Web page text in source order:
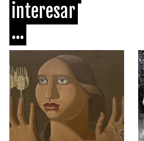
interesar
...